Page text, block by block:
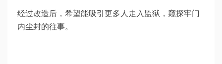
经过改造后，希望能吸引更多人走入监狱，窥探牢门
内尘封的往事。